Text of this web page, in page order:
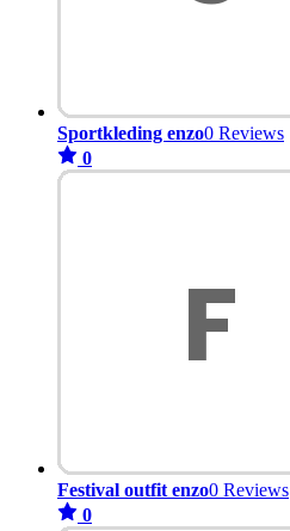
Sportkleding enzo0 Reviews
0
Festival outfit enzo0 Reviews
0